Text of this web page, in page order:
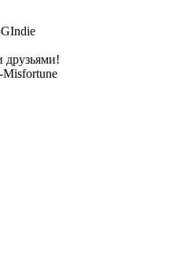
Indie
друзьями!
Misfortune